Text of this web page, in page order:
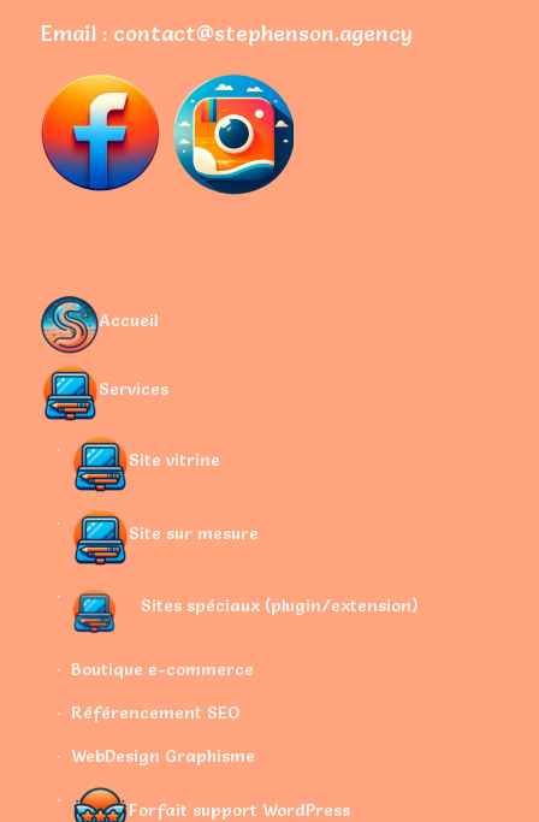
Email : contact@stephenson.agency
Accueil
Services
Site vitrine
Site sur mesure
Sites spéciaux (plugin/extension)
Boutique e-commerce
Référencement SEO
WebDesign Graphisme
Forfait support WordPress